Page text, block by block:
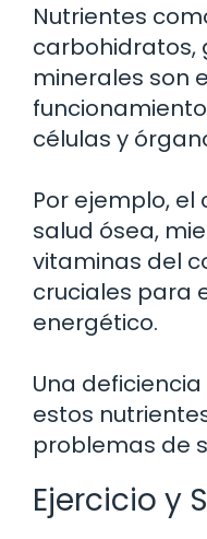
Nutrientes
carbohidratos,
minerales son
células y
Por ejemplo,
salud ósea,
vitaminas del
cruciales para
energético.
Una
estos
problemas de
Ejercicio y